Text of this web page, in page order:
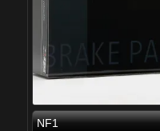
NF1